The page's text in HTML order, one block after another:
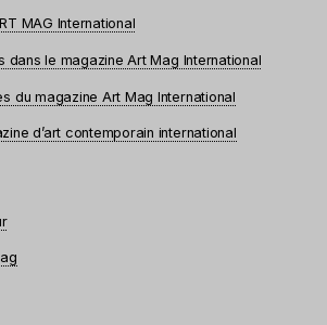
MAG International
dans le magazine Art Mag International
du magazine Art Mag International
d’art contemporain international